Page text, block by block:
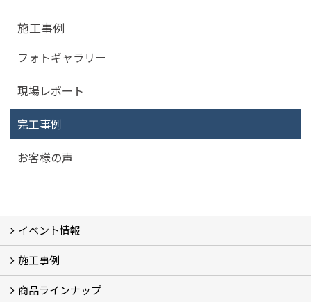
施工事例
フォトギャラリー
現場レポート
完工事例
お客様の声
イベント情報
イベント予告
過去のイベント
施工事例
フォトギャラリー
モデルハウス (7)
現場レポート
完工事例
お客様の声
商品ラインナップ